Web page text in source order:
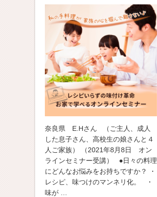
奈良県 E.Hさん （ご主人、成人
した息子さん、高校生の娘さんと４
人ご家族） （2021年8月8日 オン
ラインセミナー受講） ●日々の料理
にどんなお悩みをお持ちですか？ ・
レシピ、味つけのマンネリ化。 ・
味が …